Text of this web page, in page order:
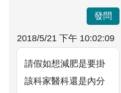
發問
2018/5/21 下午 10:02:09
請假如想減肥是要掛
該科家醫科還是內分